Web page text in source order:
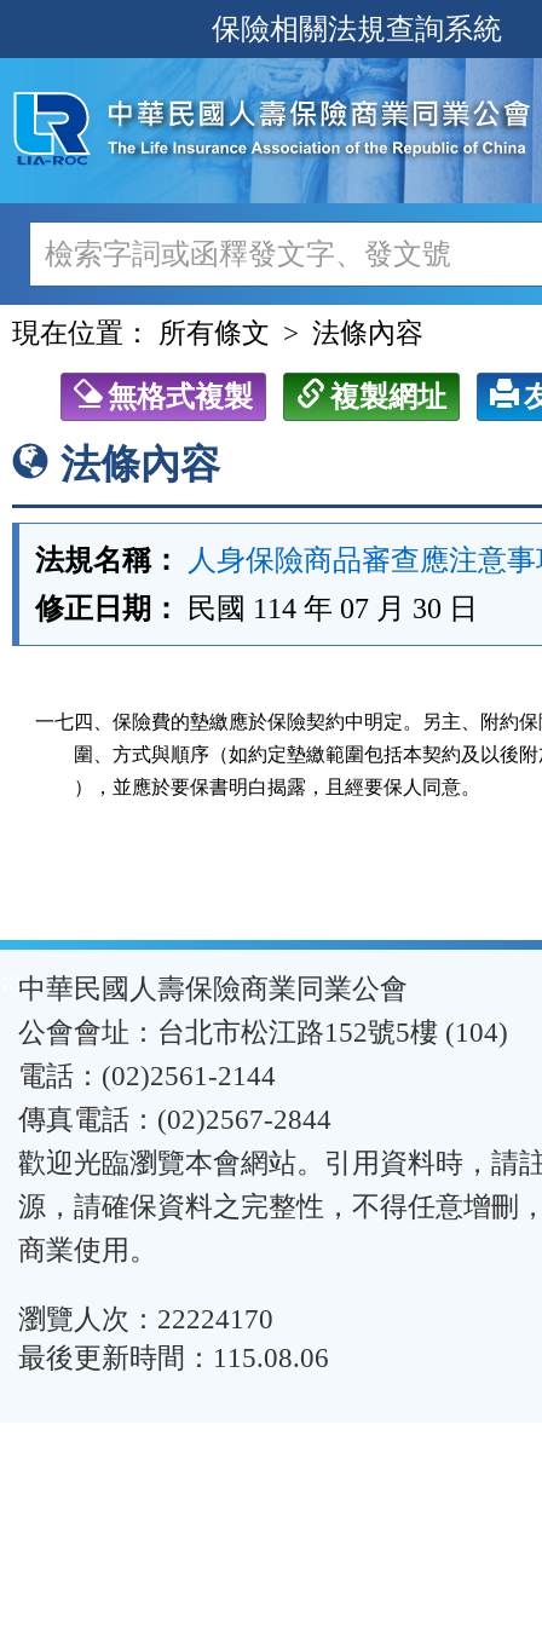
至
主
內
容
保險相關法規查詢系統
現在位置： 所有條文 法條內容
無格式複製 複製網址
法條內容
法規名稱：
人身保險商品審查應注意
修正日期：
民國 114 年 07 月 30 日
一七四、保險費的墊繳應於保險契約中明定。另主、附約
圍、方式與順序（如約定墊繳範圍包括本契約及以後
        ），並應於要保書明白揭露，且經要保人同意。
:::中華民國人壽保險商業同業公會
公會會址：台北市松江路152號5樓 (104)
電話：(02)2561-2144
傳真電話：(02)2567-2844
歡迎光臨瀏覽本會網站。引用資料時，請
源，請確保資料之完整性，不得任意增刪
商業使用。
瀏覽人次：22224170
最後更新時間：115.08.06